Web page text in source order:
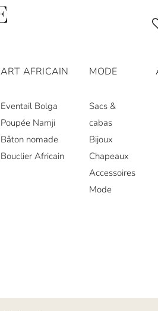
ART AFRICAIN
Eventail Bolga
Poupée Namji
Bâton nomade
Bouclier Africain
MODE
Sacs &
cabas
Bijoux
Chapeaux
Accessoires
Mode